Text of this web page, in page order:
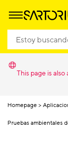
This page is also
Homepage
Pruebas ambientales